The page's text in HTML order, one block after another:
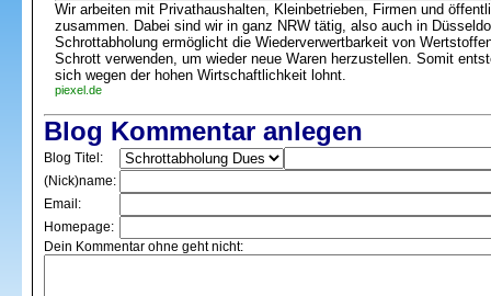
Wir arbeiten mit Privathaushalten, Kleinbetrieben, Firmen und
zusammen. Dabei sind wir in ganz NRW tätig, also auch in
Schrottabholung ermöglicht die Wiederverwertbarkeit von
Schrott verwenden, um wieder neue Waren herzustellen. Somit
sich wegen der hohen Wirtschaftlichkeit lohnt.
piexel.de
Blog Kommentar anlegen
Blog Titel:
(Nick)name:
Email:
Homepage:
Dein Kommentar ohne geht nicht: